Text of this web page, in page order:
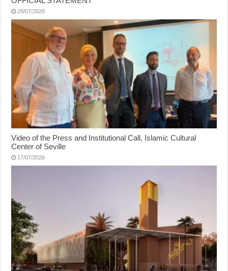
28/07/2026
Video of the Press and Institutional Call, Islamic Cultural
Center of Seville
17/07/2026